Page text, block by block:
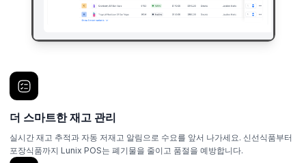
더 스마트한 재고 관리
실시간 재고 추적과 자동 저재고 알림으로 수요를 앞서 나가세요. 신선식품부터
포장식품까지 Lunix POS는 폐기물을 줄이고 품절을 예방합니다.